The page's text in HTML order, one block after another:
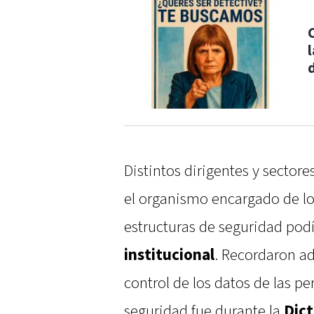
Distintos dirigentes y
el organismo encargado de
estructuras de seguridad
institucional. Recordaron
control de los datos de las